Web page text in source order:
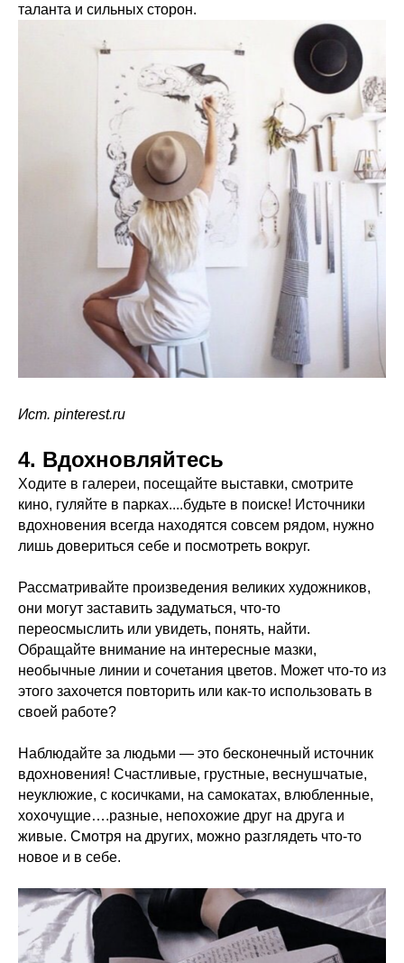
таланта и сильных сторон.
Ист. pinterest.ru
4. Вдохновляйтесь
Ходите в галереи, посещайте выставки, смотрите
кино, гуляйте в парках....будьте в поиске! Источники
вдохновения всегда находятся совсем рядом, нужно
лишь довериться себе и посмотреть вокруг.
Рассматривайте произведения великих художников,
они могут заставить задуматься, что-то
переосмыслить или увидеть, понять, найти.
Обращайте внимание на интересные мазки,
необычные линии и сочетания цветов. Может что-то из
этого захочется повторить или как-то использовать в
своей работе?
Наблюдайте за людьми — это бесконечный источник
вдохновения! Счастливые, грустные, веснушчатые,
неуклюжие, с косичками, на самокатах, влюбленные,
хохочущие….разные, непохожие друг на друга и
живые. Смотря на других, можно разглядеть что-то
новое и в себе.